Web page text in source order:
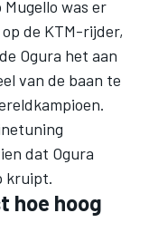
was er
de KTM-rijder,
Ogura het aan
van de baan te
dat Ogura
kruipt.
hoe hoog